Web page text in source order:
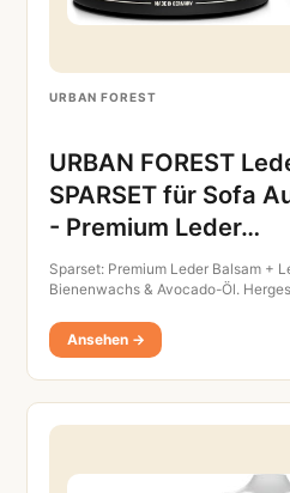
URBAN FOREST
URBAN FOREST
SPARSET für Sofa
- Premium Leder…
Sparset: Premium Leder Balsam +
Bienenwachs & Avocado-Öl.
Ansehen →